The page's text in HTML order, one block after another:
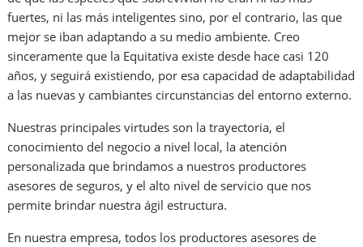
fuertes, ni las más inteligentes sino, por el contrario, las que
mejor se iban adaptando a su medio ambiente. Creo
sinceramente que la Equitativa existe desde hace casi 120
años, y seguirá existiendo, por esa capacidad de adaptabilidad
a las nuevas y cambiantes circunstancias del entorno externo.
Nuestras principales virtudes son la trayectoria, el
conocimiento del negocio a nivel local, la atención
personalizada que brindamos a nuestros productores
asesores de seguros, y el alto nivel de servicio que nos
permite brindar nuestra ágil estructura.
En nuestra empresa, todos los productores asesores de